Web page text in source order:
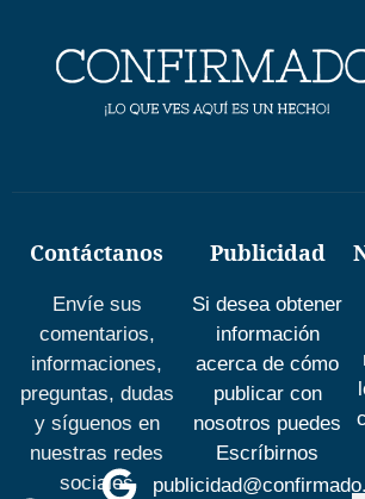
Contáctanos
Envíe sus
comentarios,
informaciones,
preguntas, dudas
y síguenos en
nuestras redes
sociales
Publicidad
Si desea obtener
información
acerca de cómo
publicar con
nosotros puedes
Escríbirnos